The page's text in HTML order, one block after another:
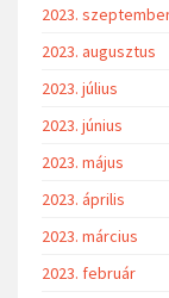
2024. május
2024. április
2024. március
2024. február
2024. január
2023. december
2023. október
2023. szeptember